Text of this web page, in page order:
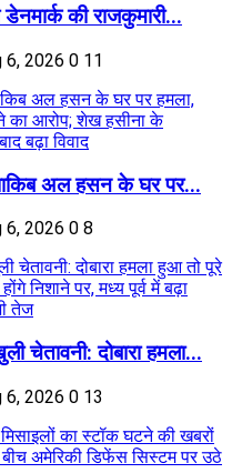
की राजकुमारी...
6, 2026 0 11
अल हसन के घर पर...
6, 2026 0 8
चेतावनी: दोबारा हमला...
6, 2026 0 13